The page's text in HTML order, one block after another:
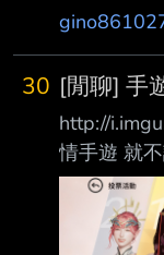
30 [閒聊] 手
http://
情手遊 就
的樣子 而
代表 1. 新
敗 玩家沒